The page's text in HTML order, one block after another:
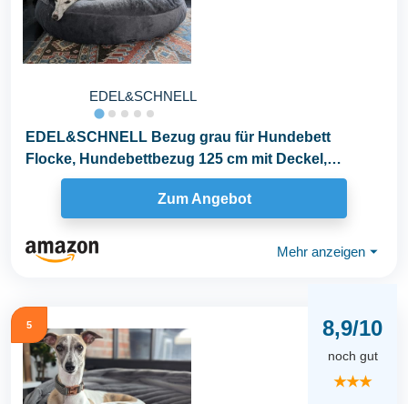
EDEL&SCHNELL
EDEL&SCHNELL Bezug grau für Hundebett
Flocke, Hundebettbezug 125 cm mit Deckel,
Ersatzbezug aus...
Zum Angebot
Mehr anzeigen ⏷
5 8,9/10
noch gut
★★★